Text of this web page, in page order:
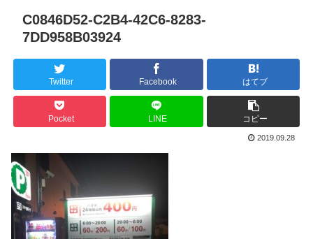
C0846D52-C2B4-42C6-8283-
7DD958B03924
Twitter Facebook はてブ
Pocket LINE コピー
2019.09.28